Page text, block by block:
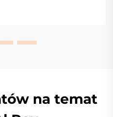
całkowity koszt
— pobierz
na temat